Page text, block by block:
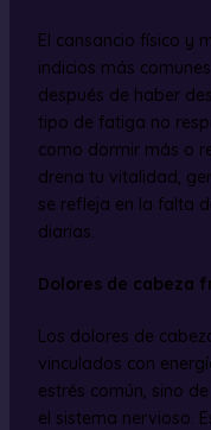
El cansancio físico y
indicios más
después de haber
tipo de fatiga no
como dormir más o
drena tu vitalidad,
se refleja en la falta
diarias.
Dolores de cabeza
Los dolores de
vinculados con
estrés común, sino
el sistema nervioso.